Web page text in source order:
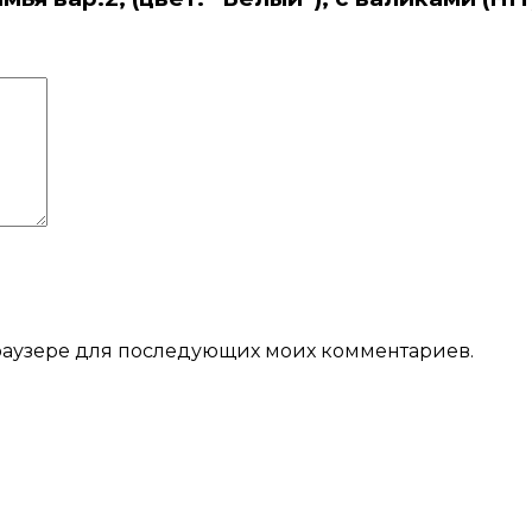
для последующих моих комментариев.